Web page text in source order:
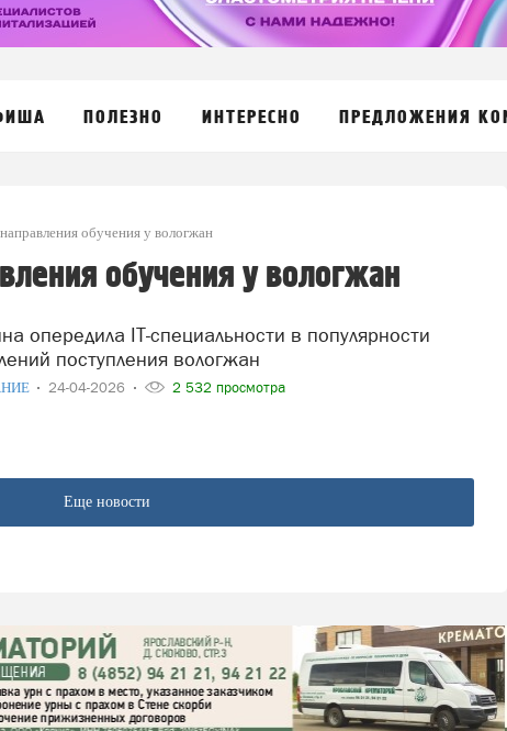
ПОЛЕЗНО ИНТЕРЕСНО ПРЕДЛОЖЕНИЯ
обучения у вологжан
обучения у вологжан
поступления вологжан
24-04-2026 2 532 просмотра
Еще новости